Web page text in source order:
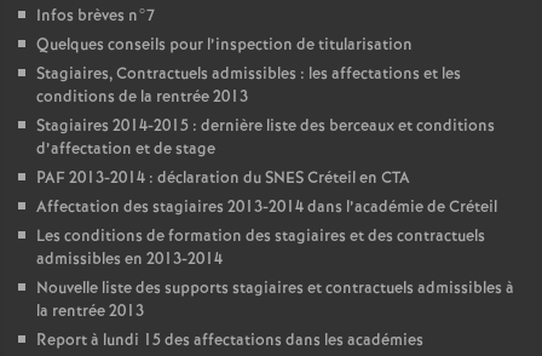
Infos brèves n°7
Quelques conseils pour l’inspection de titularisation
Stagiaires, Contractuels admissibles : les affectations et les
conditions de la rentrée 2013
Stagiaires 2014-2015 : dernière liste des berceaux et conditions
d’affectation et de stage
PAF2013-2014 : déclaration duSNESCréteil en CTA
Affectation des stagiaires 2013-2014 dans l’académie de Créteil
Les conditions de formation des stagiaires et des contractuels
admissibles en 2013-2014
Nouvelle liste des supports stagiaires et contractuels admissibles à
la rentrée 2013
Report à lundi 15 des affectations dans les académies